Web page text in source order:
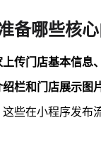
备哪些核心
上传门店基本信息
栏和门店展示图
些在小程序发布